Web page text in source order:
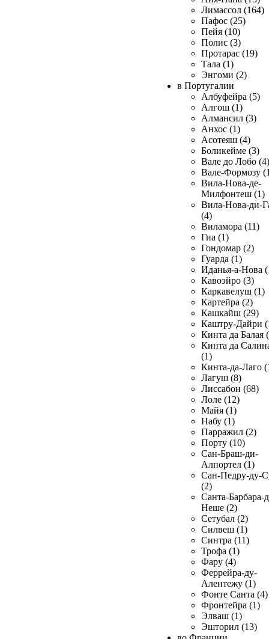
Лимассол (164)
Пафос (25)
Пейя (10)
Полис (3)
Протарас (19)
Тала (1)
Энгоми (2)
в Португалии
Албуфейра (5)
Алгош (1)
Алмансил (3)
Анхос (1)
Асотеяш (4)
Боликейме (3)
Вале до Лобо (4)
Вале-Формозу
Вила-Нова-де-
Милфонтеш (1)
Вила-Нова-ди-
(4)
Виламора (11)
Гиа (1)
Гондомар (2)
Гуарда (1)
Иданья-а-Нова
Кавоэйро (3)
Каркавелуш (1)
Картейра (2)
Кашкайш (29)
Каштру-Дайри
Кинта да Балая
Кинта да
(1)
Кинта-да-Лаго
Лагуш (8)
Лиссабон (68)
Лоле (12)
Майя (1)
Набу (1)
Парражил (2)
Порту (10)
Сан-Браш-ди-
Алпортел (1)
Сан-Педру-ду-
(2)
Санта-Барбара-
Неше (2)
Сетубал (2)
Силвеш (1)
Синтра (11)
Трофа (1)
Фару (4)
Феррейра-ду-
Алентежу (1)
Фонте Санта (4)
Фронтейра (1)
Элваш (1)
Эшторил (13)